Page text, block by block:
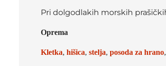
Pri dolgodlakih morskih
Oprema
Kletka,hišica,stelja,posoda za hrano